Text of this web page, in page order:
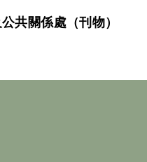
共關係處（刊物）